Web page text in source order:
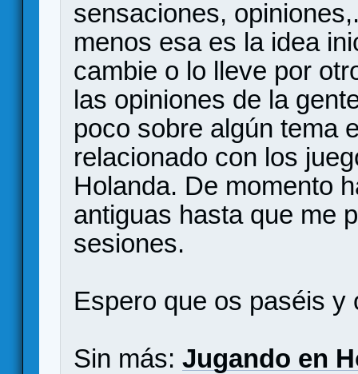
sensaciones,
menos esa es la idea
cambie o lo lleve por
las opiniones de la
poco sobre algún tema
relacionado con los
Holanda. De momento
antiguas hasta que me
sesiones.
Espero que os paséis
Sin más: Jugando en